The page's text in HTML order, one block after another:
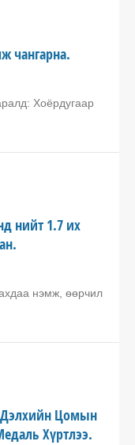
чангарна.
Хоёрдугаар
нийт 1.7 их
нэмж, өөрчил
Цомын
Хүртлээ.